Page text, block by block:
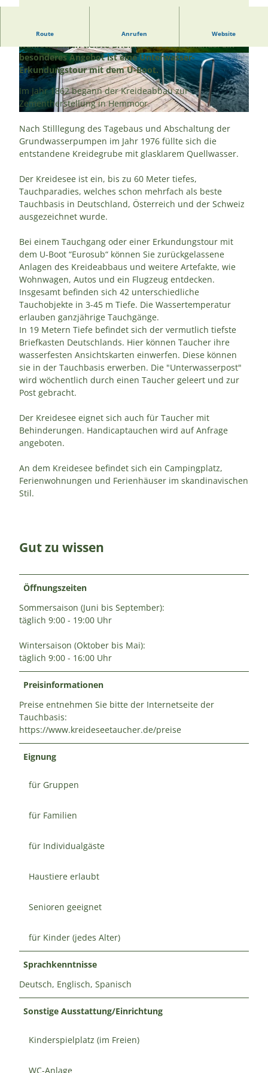
© Florian Trykowski |CC-BY-SA © Holger Schmoldt |CC-BY-SA
Route Anrufen Website
Ein Muss für Taucher. Hier befindet sich, der
wahrscheinlich tiefste Briefkasten Deutschlands! Ein
besonderes Angebot ist eine Unterwasser-
Erkundungstour mit dem U-Boot.
Im Jahr 1862 begann der Kreideabbau zur
Zementherstellung in Hemmoor.
Nach Stilllegung des Tagebaus und Abschaltung der
Grundwasserpumpen im Jahr 1976 füllte sich die
entstandene Kreidegrube mit glasklarem Quellwasser.
Der Kreidesee ist ein, bis zu 60 Meter tiefes,
Tauchparadies, welches schon mehrfach als beste
Tauchbasis in Deutschland, Österreich und der Schweiz
ausgezeichnet wurde.
Bei einem Tauchgang oder einer Erkundungstour mit
dem U-Boot “Eurosub“ können Sie zurückgelassene
Anlagen des Kreideabbaus und weitere Artefakte, wie
Wohnwagen, Autos und ein Flugzeug entdecken.
Insgesamt befinden sich 42 unterschiedliche
Tauchobjekte in 3-45 m Tiefe. Die Wassertemperatur
erlauben ganzjährige Tauchgänge.
In 19 Metern Tiefe befindet sich der vermutlich tiefste
Briefkasten Deutschlands. Hier können Taucher ihre
wasserfesten Ansichtskarten einwerfen. Diese können
sie in der Tauchbasis erwerben. Die "Unterwasserpost"
wird wöchentlich durch einen Taucher geleert und zur
Post gebracht.
Der Kreidesee eignet sich auch für Taucher mit
Behinderungen. Handicaptauchen wird auf Anfrage
angeboten.
An dem Kreidesee befindet sich ein Campingplatz,
Ferienwohnungen und Ferienhäuser im skandinavischen
Stil.
Gut zu wissen
Öffnungszeiten
Sommersaison (Juni bis September):
täglich 9:00 - 19:00 Uhr
Wintersaison (Oktober bis Mai):
täglich 9:00 - 16:00 Uhr
Preisinformationen
Preise entnehmen Sie bitte der Internetseite der
Tauchbasis:
https://www.kreideseetaucher.de/preise
Eignung
für Gruppen
für Familien
für Individualgäste
Haustiere erlaubt
Senioren geeignet
für Kinder (jedes Alter)
Sprachkenntnisse
Deutsch, Englisch, Spanisch
Sonstige Ausstattung/Einrichtung
Kinderspielplatz (im Freien)
WC-Anlage